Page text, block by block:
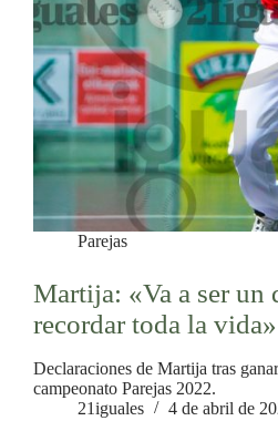
Parejas
Martija: «Va a ser un
recordar toda la vida»
Declaraciones de Martija tras
campeonato Parejas 2022.
21iguales
4 de abril de